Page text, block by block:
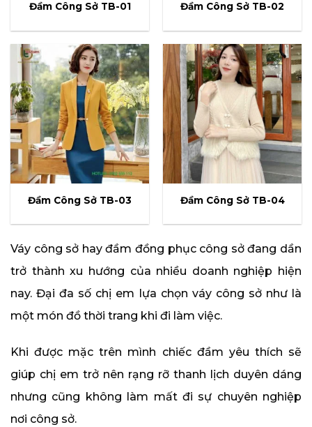
Đầm Công Sở TB-01 Đầm Công Sở TB-02
Đầm Công Sở TB-03 Đầm Công Sở TB-04
Váy công sở hay đầm đồng phục công sở đang dần
trở thành xu hướng của nhiều doanh nghiệp hiện
nay. Đại đa số chị em lựa chọn váy công sở như là
một món đồ thời trang khi đi làm việc.
Khi được mặc trên mình chiếc đầm yêu thích sẽ
giúp chị em trở nên rạng rỡ thanh lịch duyên dáng
nhưng cũng không làm mất đi sự chuyên nghiệp
nơi công sở.